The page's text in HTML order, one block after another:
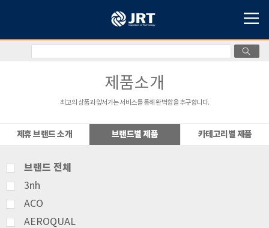
제품소개
최고의 상품과 앞서가는 서비스를 통해 완벽함을 추구합니다.
제휴 브랜드 소개 브랜드별 제품 카테고리별 제품
브랜드 전체
3nh
ACO
AEROQUAL